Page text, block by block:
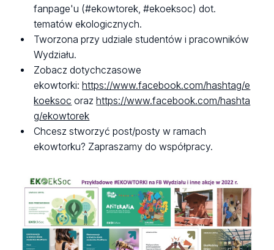
fanpage'u (#ekowtorek, #ekoeksoc) dot.
tematów ekologicznych.
Tworzona przy udziale studentów i pracowników
Wydziału.
Zobacz dotychczasowe
ekowtorki:https://www.facebook.com/hashtag/e
koeksoc orazhttps://www.facebook.com/hashta
g/ekowtorek
Chcesz stworzyć post/posty w ramach
ekowtorku? Zapraszamy do współpracy.